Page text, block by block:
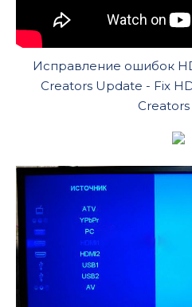
Исправление ошибок
Creators Update - Fix